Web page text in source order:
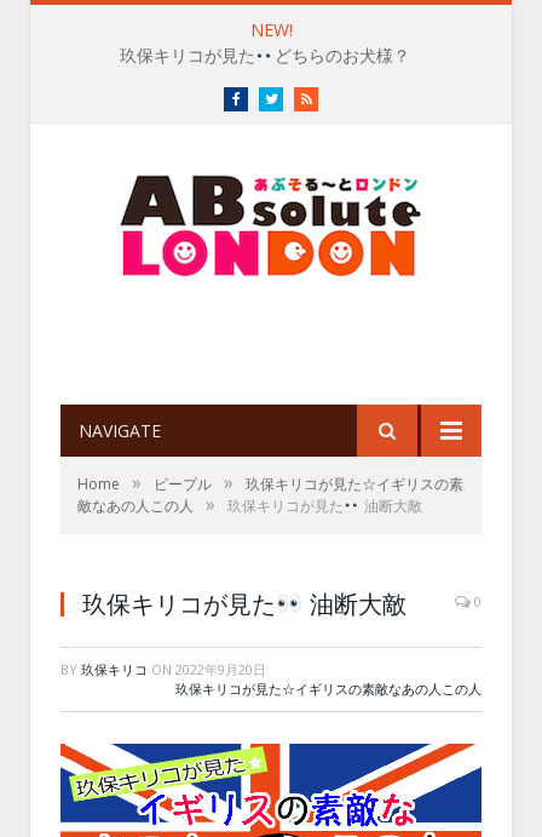
NEW!
玖保キリコが見た
どちらのお犬様？
FacebookTwitterRSS
NAVIGATE
Home » ピープル »
玖保キリコが見た☆イギリスの素
敵なあの人この人
» 玖保キリコが見た 油断大敵
玖保キリコが見た 油断大敵 0
BY 玖保キリコ ON 2022年9月20日
玖保キリコが見た☆イギリスの素敵なあの人この人